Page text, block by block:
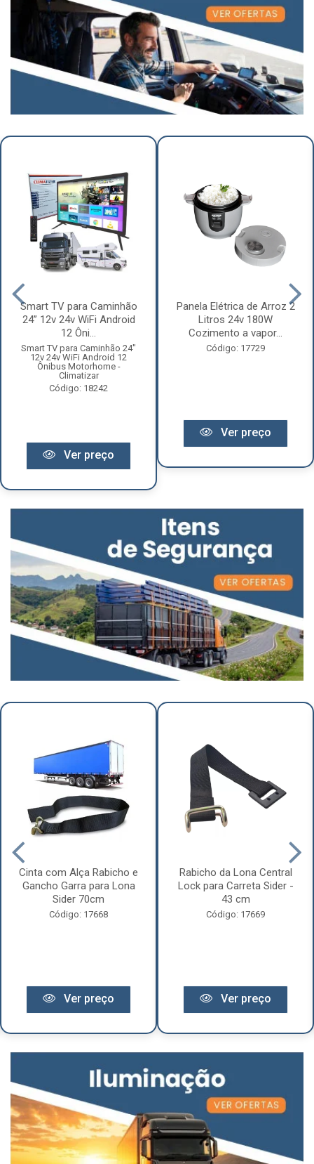
Smart TV para Caminhão
24” 12v 24v WiFi Android
12 Ôni...
Smart TV para Caminhão 24"
12v 24v WiFi Android 12
Ônibus Motorhome -
Climatizar
Código: 18242
Ver preço
Panela Elétrica de Arroz 2
Litros 24v 180W
Cozimento a vapor...
Código: 17729
Ver preço
Cinta com Alça Rabicho e
Gancho Garra para Lona
Sider 70cm
Código: 17668
Ver preço
Rabicho da Lona Central
Lock para Carreta Sider -
43 cm
Código: 17669
Ver preço